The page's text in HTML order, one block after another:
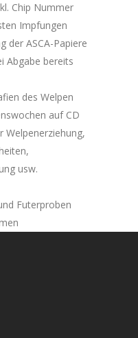
Chip Nummer
Impfungen
der ASCA-Papiere
Abgabe bereits
des Welpen
auf CD
Welpenerziehung,
usw.
Futerproben